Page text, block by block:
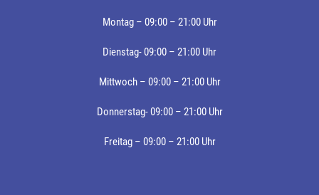
Montag – 09:00 – 21:00 Uhr
Dienstag- 09:00 – 21:00 Uhr
Mittwoch – 09:00 – 21:00 Uhr
Donnerstag- 09:00 – 21:00 Uhr
Freitag – 09:00 – 21:00 Uhr